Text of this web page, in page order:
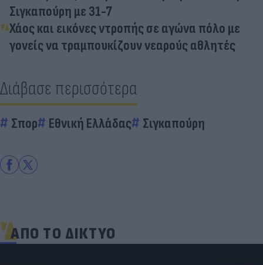
Σιγκαπούρη με 31-7
Χάος και εικόνες ντροπής σε αγώνα πόλο με
γονείς να τραμπουκίζουν νεαρούς αθλητές
Διάβασε περισσότερα
Σπορ Εθνική Ελλάδας Σιγκαπούρη
ΑΠΟ ΤΟ ΔΙΚΤΥΟ